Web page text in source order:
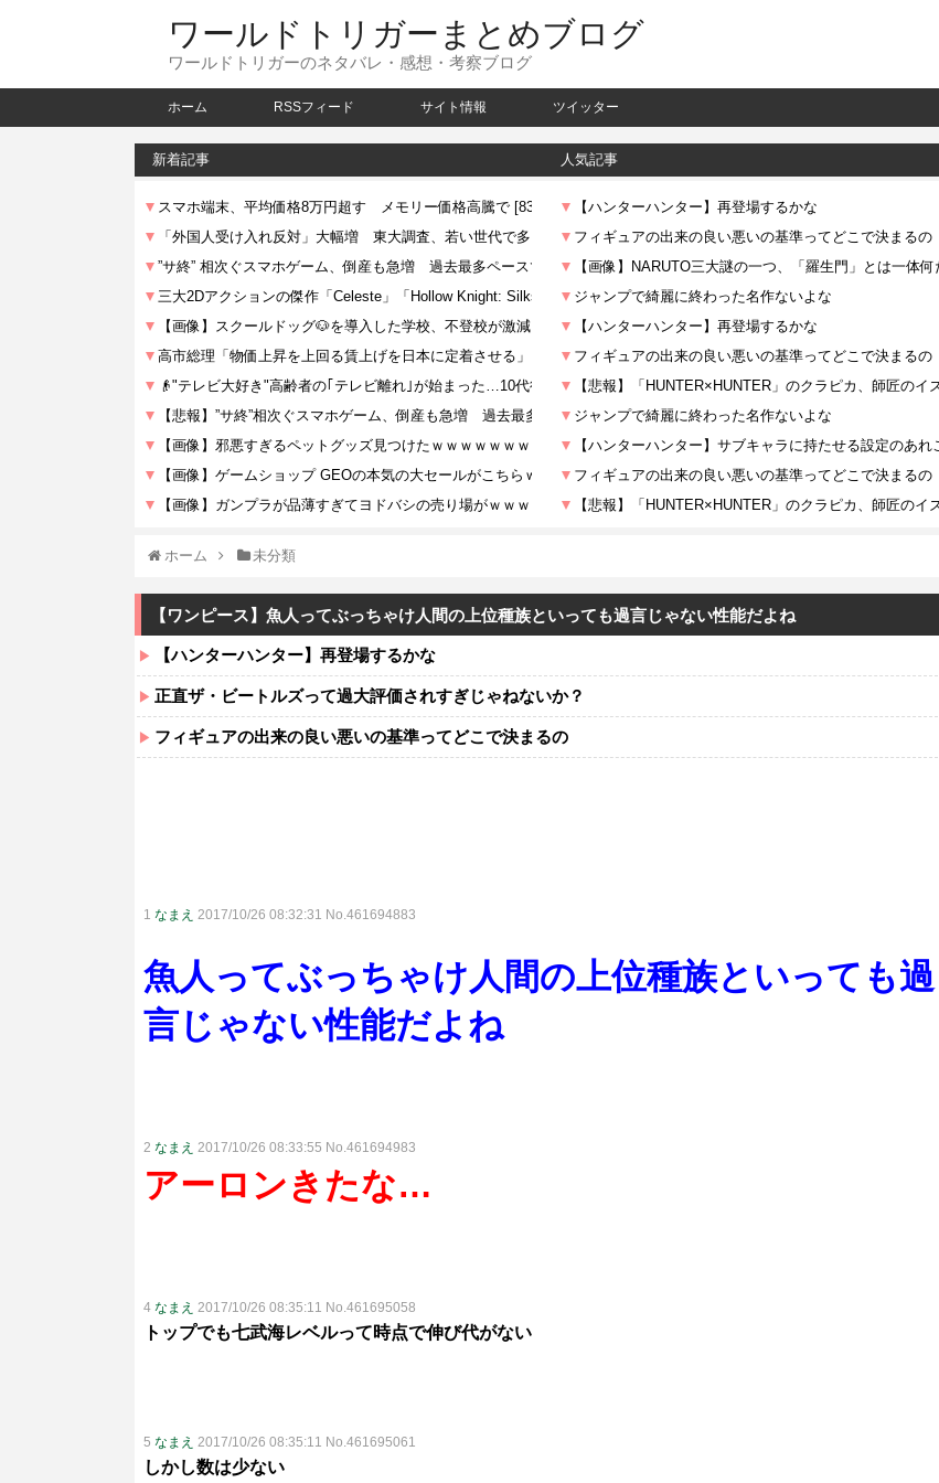
ワールドトリガーまとめブログ
ワールドトリガーのネタバレ・感想・考察ブログ
ホーム RSSフィード サイト情報 ツイッター
新着記事 人気記事
ホーム 未分類
【ワンピース】魚人ってぶっちゃけ人間の上位種族といっても過言じゃない性能だよね
【ハンターハンター】再登場するかな
正直ザ・ビートルズって過大評価されすぎじゃねないか？
フィギュアの出来の良い悪いの基準ってどこで決まるの
1 なまえ 2017/10/26 08:32:31 No.461694883
魚人ってぶっちゃけ人間の上位種族といっても過
言じゃない性能だよね
2 なまえ 2017/10/26 08:33:55 No.461694983
アーロンきたな…
4 なまえ 2017/10/26 08:35:11 No.461695058
トップでも七武海レベルって時点で伸び代がない
5 なまえ 2017/10/26 08:35:11 No.461695061
しかし数は少ない